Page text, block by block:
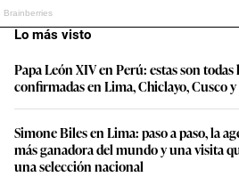
Lo más visto
Papa León XIV en Perú: estas son todas
confirmadas en Lima, Chiclayo, Cusco
Simone Biles en Lima: paso a paso, la
más ganadora del mundo y una visita
una selección nacional